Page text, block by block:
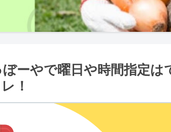
ーやで曜日や時間指定は
！